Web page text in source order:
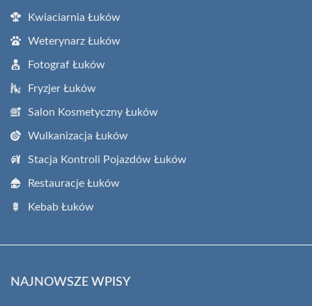
Kwiaciarnia Łuków
Weterynarz Łuków
Fotograf Łuków
Fryzjer Łuków
Salon Kosmetyczny Łuków
Wulkanizacja Łuków
Stacja Kontroli Pojazdów Łuków
Restauracje Łuków
Kebab Łuków
NAJNOWSZE WPISY